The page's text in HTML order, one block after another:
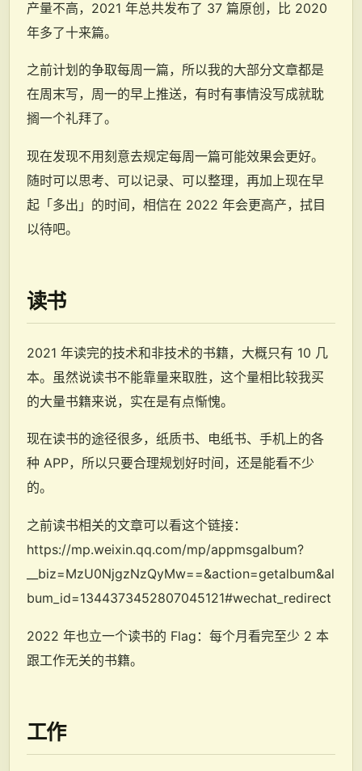
产量不高，2021 年总共发布了 37 篇原创，比 2020
年多了十来篇。
之前计划的争取每周一篇，所以我的大部分文章都是
在周末写，周一的早上推送，有时有事情没写成就耽
搁一个礼拜了。
现在发现不用刻意去规定每周一篇可能效果会更好。
随时可以思考、可以记录、可以整理，再加上现在早
起「多出」的时间，相信在 2022 年会更高产，拭目
以待吧。
读书
2021 年读完的技术和非技术的书籍，大概只有 10 几
本。虽然说读书不能靠量来取胜，这个量相比较我买
的大量书籍来说，实在是有点惭愧。
现在读书的途径很多，纸质书、电纸书、手机上的各
种 APP，所以只要合理规划好时间，还是能看不少
的。
之前读书相关的文章可以看这个链接：
https://mp.weixin.qq.com/mp/appmsgalbum?
__biz=MzU0NjgzNzQyMw==&action=getalbum&al
bum_id=1344373452807045121#wechat_redirect
2022 年也立一个读书的 Flag：每个月看完至少 2 本
跟工作无关的书籍。
工作